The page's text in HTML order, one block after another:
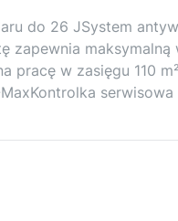
do 26 JSystem
zapewnia
pracę w zasięgu 110